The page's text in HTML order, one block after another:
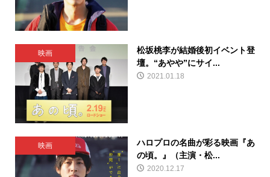
映画
松坂桃李が結婚後初イベント登
壇。“あやや”にサイ...
2021.01.18
映画
ハロプロの名曲が彩る映画『あ
の頃。』（主演・松...
2020.12.17